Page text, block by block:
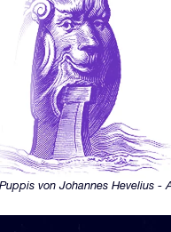
Puppis von Johannes Hevelius -